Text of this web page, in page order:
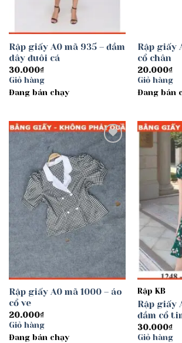
Rập giấy A0 mã 935 – đầm
dây đuôi cá
30.000₫
Giỏ hàng
Đang bán chạy
Rập giấy
cổ chân
20.000₫
Giỏ hàng
Đang bán
Add to
wishlist
Rập giấy A0 mã 1000 – áo
cổ ve
20.000₫
Giỏ hàng
Đang bán chạy
Rập KB
Rập giấy
đầm cổ
30.000₫
Giỏ hàng